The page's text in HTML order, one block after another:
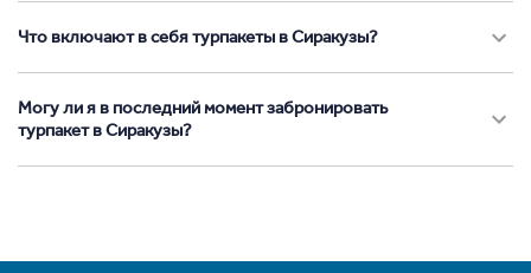
Что включают в себя турпакеты в Сиракузы?
Могу ли я в последний момент забронировать
турпакет в Сиракузы?